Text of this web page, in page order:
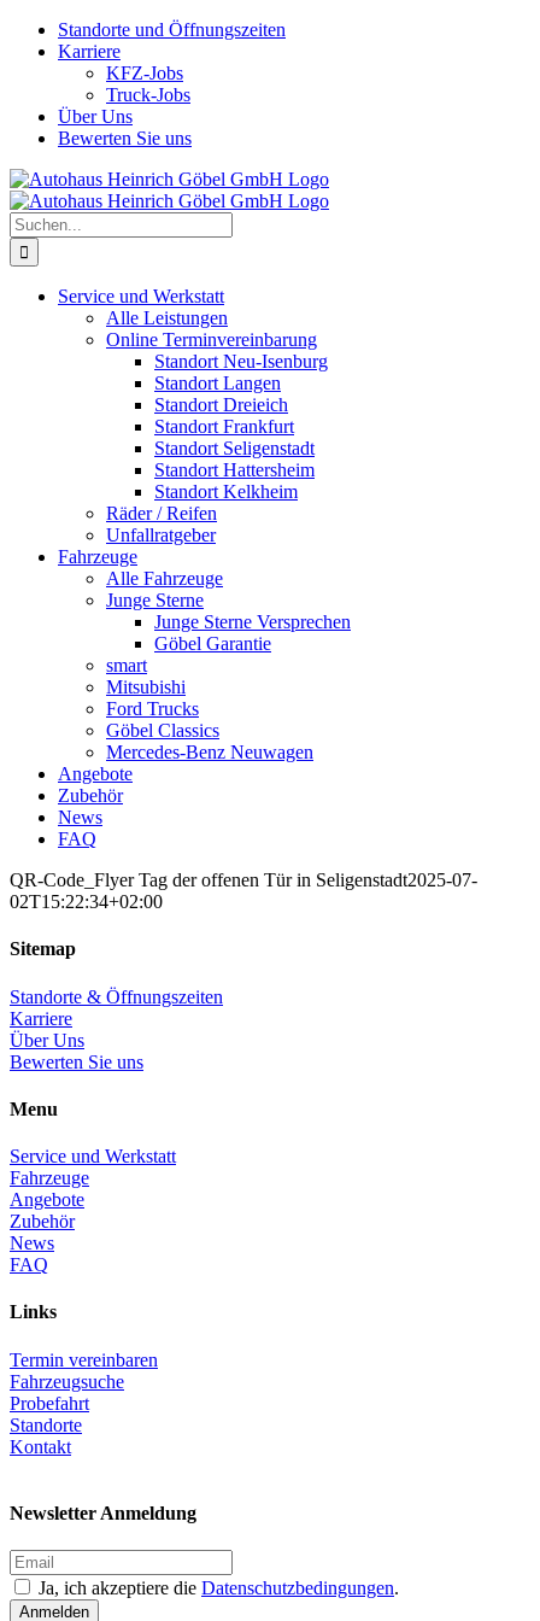
Skip
Standorte und Öffnungszeiten
Karriere
KFZ-Jobs
Truck-Jobs
Über Uns
Bewerten Sie uns
Suche
nach:
Service und Werkstatt
Alle Leistungen
Online Terminvereinbarung
Standort Neu-Isenburg
Standort Langen
Standort Dreieich
Standort Frankfurt
Standort Seligenstadt
Standort Hattersheim
Standort Kelkheim
Räder / Reifen
Unfallratgeber
Fahrzeuge
Alle Fahrzeuge
Junge Sterne
Junge Sterne Versprechen
Göbel Garantie
smart
Mitsubishi
Ford Trucks
Göbel Classics
Mercedes-Benz Neuwagen
Angebote
Zubehör
News
FAQ
QR-Code_Flyer Tag der offenen Tür in Seligenstadt2025-07-
02T15:22:34+02:00
Sitemap
Standorte & Öffnungszeiten
Karriere
Über Uns
Bewerten Sie uns
Menu
Service und Werkstatt
Fahrzeuge
Angebote
Zubehör
News
FAQ
Links
Termin vereinbaren
Fahrzeugsuche
Probefahrt
Standorte
Kontakt
Newsletter Anmeldung
Ja, ich akzeptiere die Datenschutzbedingungen.
Anmelden